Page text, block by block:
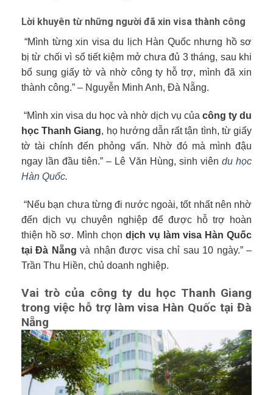
Lời khuyên từ những người đã xin visa thành công
“Mình từng xin visa du lịch Hàn Quốc nhưng hồ sơ
bị từ chối vì sổ tiết kiệm mở chưa đủ 3 tháng, sau khi
bổ sung giấy tờ và nhờ công ty hỗ trợ, mình đã xin
thành công.” – Nguyễn Minh Anh, Đà Nẵng.
“Mình xin visa du học và nhờ dịch vụ của công ty du
học Thanh Giang, họ hướng dẫn rất tận tình, từ giấy
tờ tài chính đến phỏng vấn. Nhờ đó mà mình đậu
ngay lần đầu tiên.” – Lê Văn Hùng, sinh viên du học
Hàn Quốc.
“Nếu bạn chưa từng đi nước ngoài, tốt nhất nên nhờ
đến dịch vụ chuyên nghiệp để được hỗ trợ hoàn
thiện hồ sơ. Mình chọn dịch vụ làm visa Hàn Quốc
tại Đà Nẵng và nhận được visa chỉ sau 10 ngày.” –
Trần Thu Hiền, chủ doanh nghiệp.
Vai trò của công ty du học Thanh Giang
trong việc hỗ trợ làm visa Hàn Quốc tại Đà
Nẵng